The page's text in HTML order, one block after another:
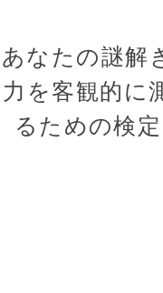
あなたの謎解
力を客観的に
るための検定